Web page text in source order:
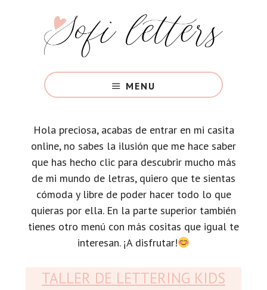
lettering
paso
paso
MENU
Hola preciosa, acabas de entrar en mi casita
online, no sabes la ilusión que me hace saber
que has hecho clic para descubrir mucho más
de mi mundo de letras, quiero que te sientas
cómoda y libre de poder hacer todo lo que
quieras por ella. En la parte superior también
tienes otro menú con más cositas que igual te
interesan. ¡A disfrutar!
TALLER DE LETTERING KIDS